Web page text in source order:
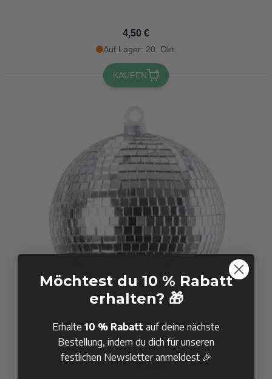
4,50 €
Auf Lager: 20. Okt.
KAUFEN
Discokugel silber - 15 cm inkl. Aufhängehaken
Möchtest du 10 % Rabatt
erhalten? 🎁
Erhalte 10 % Rabatt auf deine nächste
Bestellung, indem du dich für unseren
festlichen Newsletter anmeldest 🎉